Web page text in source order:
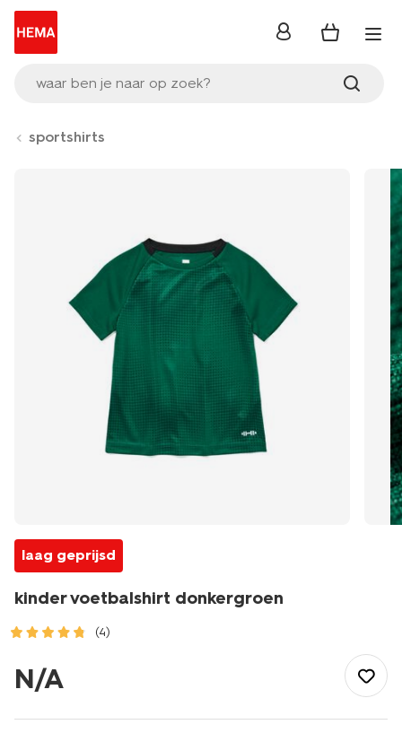
waar ben je naar op zoek?
inloggen
sportshirts
laag geprijsd
kinder voetbalshirt donkergroen
(4)
jongens/sportshirts/kinder-
voetbalshirt-
donkergroen-
N/A